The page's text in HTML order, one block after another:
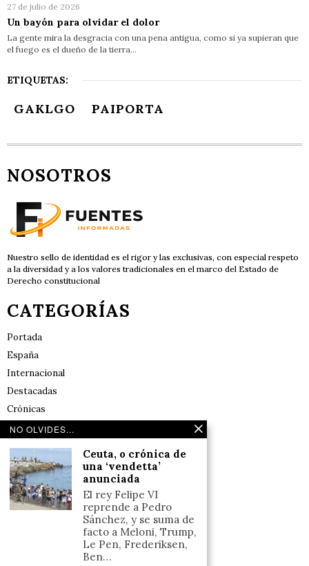
27 de julio de 2026
Un bayón para olvidar el dolor
La gente mira la desgracia con una pena antigua, como si ya supieran que
el fuego es el dueño de la tierra…
ETIQUETAS:
GAKLGO PAIPORTA
NOSOTROS
Nuestro sello de identidad es el rigor y las exclusivas, con especial respeto
a la diversidad y a los valores tradicionales en el marco del Estado de
Derecho constitucional
CATEGORÍAS
Portada
España
Internacional
Destacadas
Crónicas
Noticias de deportes en España
Reflexiones
LINKS
Política de cookies (UE)
NO OLVIDES...
Ceuta, o crónica de
una ‘vendetta’
anunciada
El rey Felipe VI
reprende a Pedro
Sánchez, y se suma de
facto a Meloni, Trump,
Le Pen, Frederiksen,
Ben…